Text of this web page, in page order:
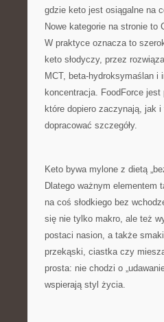
gdzie keto jest osiągalne na
Nowe kategorie na stronie to
W praktyce oznacza to
keto słodyczy, przez
MCT, beta-hydroksymaślan
koncentracja. FoodForce
które dopiero zaczynają, jak
dopracować szczegóły.
Keto bywa mylone z dietą
Dlatego ważnym elementem
na coś słodkiego bez
się nie tylko makro, ale też
postaci nasion, a także
przekąski, ciastka czy
prosta: nie chodzi o
wspierają styl życia.